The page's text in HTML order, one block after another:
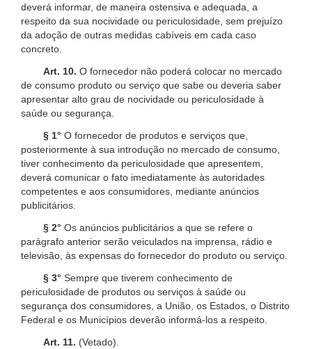
deverá informar, de maneira ostensiva e adequada, a
respeito da sua nocividade ou periculosidade, sem prejuízo
da adoção de outras medidas cabíveis em cada caso
concreto.
Art. 10. O fornecedor não poderá colocar no mercado
de consumo produto ou serviço que sabe ou deveria saber
apresentar alto grau de nocividade ou periculosidade à
saúde ou segurança.
§ 1° O fornecedor de produtos e serviços que,
posteriormente à sua introdução no mercado de consumo,
tiver conhecimento da periculosidade que apresentem,
deverá comunicar o fato imediatamente às autoridades
competentes e aos consumidores, mediante anúncios
publicitários.
§ 2° Os anúncios publicitários a que se refere o
parágrafo anterior serão veiculados na imprensa, rádio e
televisão, às expensas do fornecedor do produto ou serviço.
§ 3° Sempre que tiverem conhecimento de
periculosidade de produtos ou serviços à saúde ou
segurança dos consumidores, a União, os Estados, o Distrito
Federal e os Municípios deverão informá-los a respeito.
Art. 11. (Vetado).